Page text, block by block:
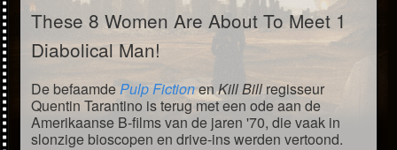
These 8 Women Are About To Meet 1
Diabolical Man!
De befaamdePulp FictionenKill Bill regisseur
Quentin Tarantino is terug met een ode aan de
Amerikaanse B-films van de jaren '70, die vaak in
slonzige bioscopen en drive-ins werden vertoond.